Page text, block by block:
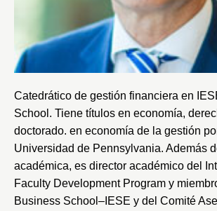
Catedrático de gestión financiera en
School . Tiene títulos en economía,
doctorado. en economía de la gestión
Universidad de Pennsylvania. Además
académica, es director académico del
Faculty Development Program y
Business School – IESE y del Comité